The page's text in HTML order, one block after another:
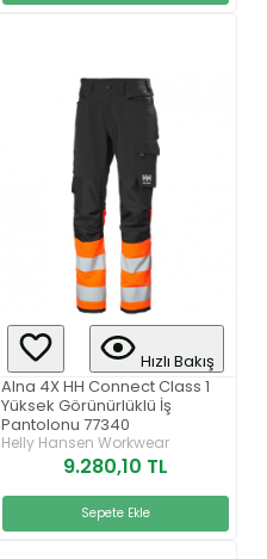
Hızlı Bakış
Alna 4X HH Connect Class 1
Yüksek Görünürlüklü İş
Pantolonu 77340
Helly Hansen Workwear
9.280,10 TL
Sepete Ekle